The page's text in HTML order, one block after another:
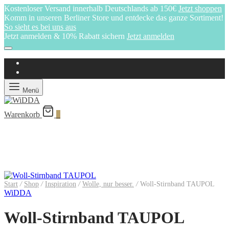
Kostenloser Versand innerhalb Deutschlands ab 150€ Jetzt shoppen
Komm in unseren Berliner Store und entdecke das ganze Sortiment!
So sieht es bei uns aus
Jetzt anmelden & 10% Rabatt sichern Jetzt anmelden
Menü
Warenkorb
Start / Shop / Inspiration / Wolle, nur besser. /Woll-Stirnband TAUPOL
WiDDA
Woll-Stirnband TAUPOL